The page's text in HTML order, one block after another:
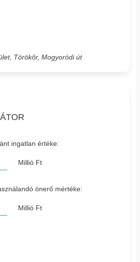
Törökőr, Mogyoródi út
ingatlan értéke:
Millió Ft
önerő mértéke:
Millió Ft